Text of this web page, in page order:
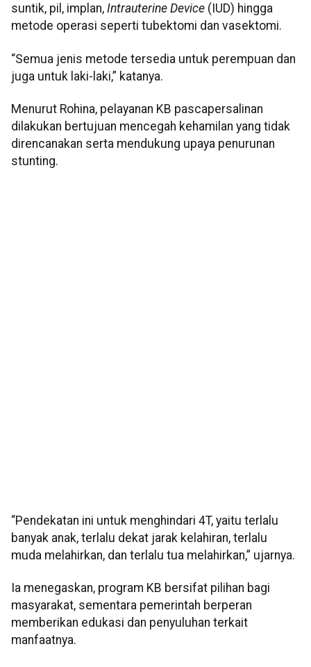
suntik, pil, implan, Intrauterine Device (IUD) hingga
metode operasi seperti tubektomi dan vasektomi.
“Semua jenis metode tersedia untuk perempuan dan
juga untuk laki-laki,” katanya.
Menurut Rohina, pelayanan KB pascapersalinan
dilakukan bertujuan mencegah kehamilan yang tidak
direncanakan serta mendukung upaya penurunan
stunting.
“Pendekatan ini untuk menghindari 4T, yaitu terlalu
banyak anak, terlalu dekat jarak kelahiran, terlalu
muda melahirkan, dan terlalu tua melahirkan,” ujarnya.
Ia menegaskan, program KB bersifat pilihan bagi
masyarakat, sementara pemerintah berperan
memberikan edukasi dan penyuluhan terkait
manfaatnya.